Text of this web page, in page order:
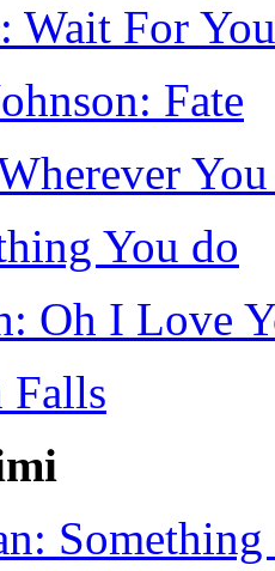
Wait For You
Fate
You do
Oh I Love
Falls